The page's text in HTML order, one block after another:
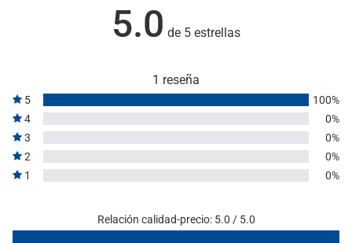
5.0 de 5 estrellas
1 reseña
5
100%
4
0%
3
0%
2
0%
1
0%
Relación calidad-precio: 5.0 / 5.0